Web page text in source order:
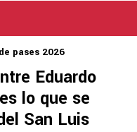
pases 2026
Eduardo
lo que se
San Luis